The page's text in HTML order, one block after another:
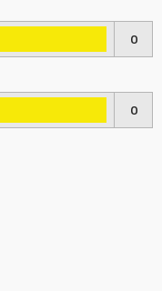
0
0